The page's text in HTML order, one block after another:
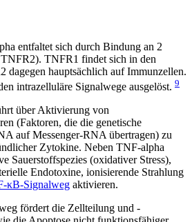
entfaltet sich durch Bindung an 2
TNFR1 findet sich in den
dagegen hauptsächlich auf Immunzellen.
intrazelluläre Signalwege ausgelöst. 9
über Aktivierung von
(Faktoren, die die genetische
auf Messenger-RNA übertragen) zu
Zytokine. Neben TNF-alpha
Sauerstoffspezies (oxidativer Stress),
Endotoxine, ionisierende Strahlung
κB-Signalweg aktivieren.
fördert die Zellteilung und -